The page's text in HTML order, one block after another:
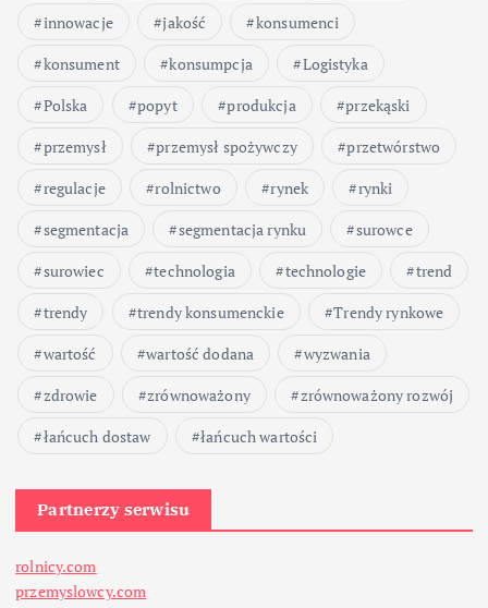
innowacje
jakość
konsumenci
konsument
konsumpcja
Logistyka
Polska
popyt produkcja
przekąski
przemysł
przemysł spożywczy
przetwórstwo
regulacje
rolnictwo rynek
rynki
segmentacja
segmentacja rynku
surowce
surowiec
technologia technologie
trend
trendy
trendy konsumenckie
Trendy rynkowe
wartość
wartość dodana
wyzwania
zdrowie
zrównoważony
zrównoważony rozwój
łańcuch dostaw
łańcuch wartości
Partnerzy serwisu
rolnicy.com
przemyslowcy.com